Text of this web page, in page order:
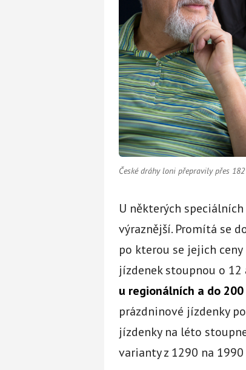
České dráhy loni přepravily přes
U některých
výraznější. Promítá se
po kterou se jejich
jízdenek stoupnou o 12
u regionálních a do
prázdninové jízdenky
jízdenky na léto
varianty z 1290 na